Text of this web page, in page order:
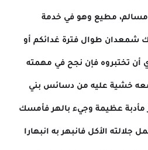
مسالم، مطيع وهو في خدمة
شمعدان طوال فترة غدائكم أو
تختبروه فإن نجح في مهمته
معه خشية عليه من دسائس بني
مأدبة عظيمة وجيء بالهر فأمسك
الأكل فانبهر به انبهارا